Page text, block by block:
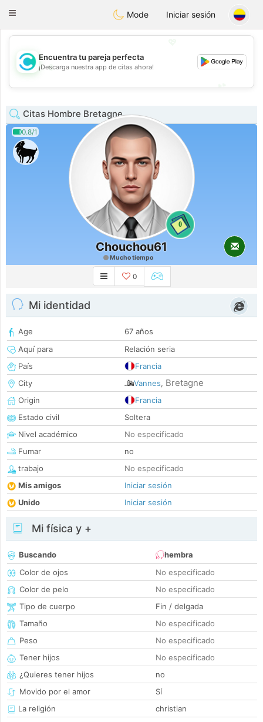
olombiaCitas
Toggle
Mode Iniciar sesión
💖
💕
Encuentra tu pareja perfecta
¡Descarga nuestra app de citas ahora!
Citas Hombre Bretagne
0.8/1
0
Chouchou61
Mucho tiempo
0
Mi identidad
Age
67 años
Aquí para
Relación seria
País
Francia
City
Vannes, Bretagne
Origin
Francia
Estado civil
Soltera
Nivel académico
No especificado
Fumar
no
trabajo
No especificado
Mis amigos
Iniciar sesión
Unido
Iniciar sesión
Mi física y +
Buscando
hembra
Color de ojos
No especificado
Color de pelo
No especificado
Tipo de cuerpo
Fin / delgada
Tamaño
No especificado
Peso
No especificado
Tener hijos
No especificado
¿Quieres tener hijos
no
Movido por el amor
Sí
La religión
christian